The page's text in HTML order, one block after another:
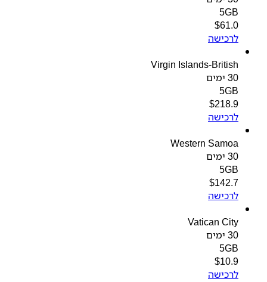
5GB
$61.0
לרכישה
Virgin Islands-British
5GB
$218.9
לרכישה
Western Samoa
5GB
$142.7
לרכישה
Vatican City
5GB
$10.9
לרכישה